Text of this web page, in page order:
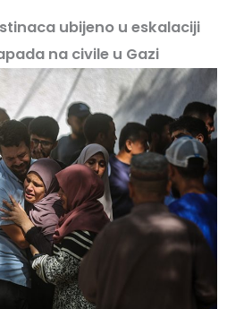
ubijeno u eskalaciji
na civile u Gazi